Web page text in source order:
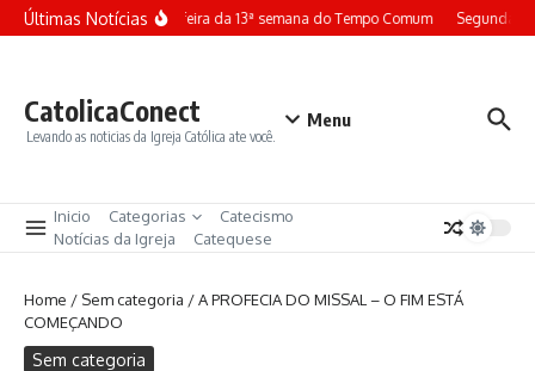
Ir para o conteúdo
Últimas NotíciasTerça-feira da 13ª semana do Tempo Comum Segunda-
CatolicaConect
Levando as noticias da Igreja Católica ate você.
Menu
Inicio Categorias
Catecismo
Notícias da Igreja
Catequese
Home / Sem categoria /A PROFECIA DO MISSAL – O FIM ESTÁ
COMEÇANDO
Sem categoria